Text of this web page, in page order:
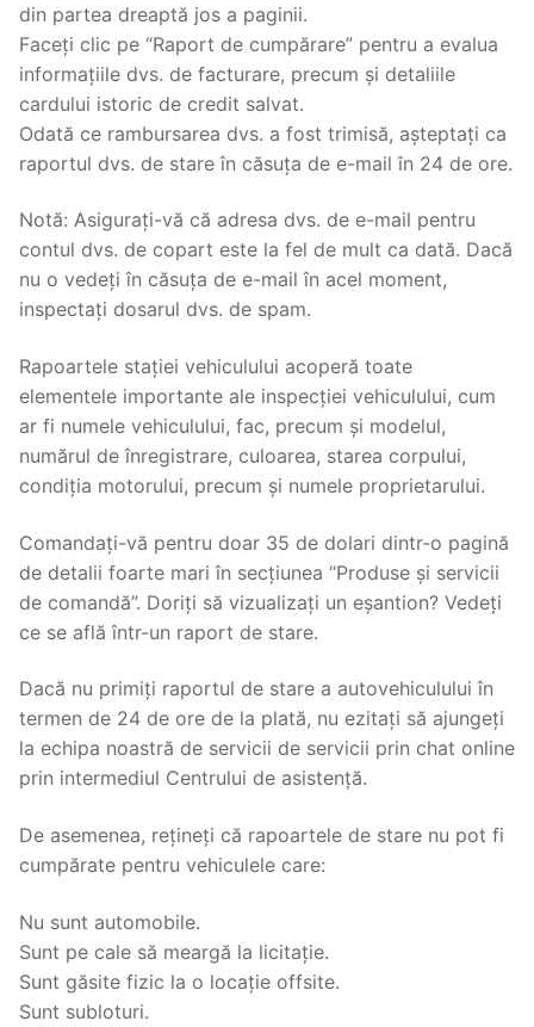
din partea dreaptă jos a paginii.
Faceți clic pe “Raport de cumpărare” pentru a evalua
informațiile dvs. de facturare, precum și detaliile
cardului istoric de credit salvat.
Odată ce rambursarea dvs. a fost trimisă, așteptați ca
raportul dvs. de stare în căsuța de e-mail în 24 de ore.
Notă: Asigurați-vă că adresa dvs. de e-mail pentru
contul dvs. de copart este la fel de mult ca dată. Dacă
nu o vedeți în căsuța de e-mail în acel moment,
inspectați dosarul dvs. de spam.
Rapoartele stației vehiculului acoperă toate
elementele importante ale inspecției vehiculului, cum
ar fi numele vehiculului, fac, precum și modelul,
numărul de înregistrare, culoarea, starea corpului,
condiția motorului, precum și numele proprietarului.
Comandați-vă pentru doar 35 de dolari dintr-o pagină
de detalii foarte mari în secțiunea “Produse și servicii
de comandă”. Doriți să vizualizați un eșantion? Vedeți
ce se află într-un raport de stare.
Dacă nu primiți raportul de stare a autovehiculului în
termen de 24 de ore de la plată, nu ezitați să ajungeți
la echipa noastră de servicii de servicii prin chat online
prin intermediul Centrului de asistență.
De asemenea, rețineți că rapoartele de stare nu pot fi
cumpărate pentru vehiculele care:
Nu sunt automobile.
Sunt pe cale să meargă la licitație.
Sunt găsite fizic la o locație offsite.
Sunt subloturi.